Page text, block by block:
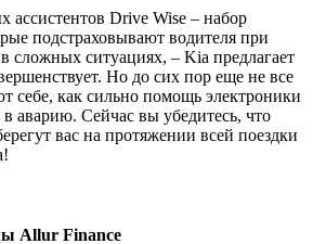
ассистентов Drive Wise – набор
подстраховывают водителя при
сложных ситуациях, – Kia предлагает
Но до сих пор еще не все
себе, как сильно помощь электроники
аварию. Сейчас вы убедитесь, что
вас на протяжении всей поездки
Allur Finance